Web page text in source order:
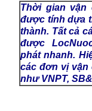
Thời gian vận
được tính dựa
thành. Tất cả
được
phát nhanh.
các đơn vị vận
như VNPT,